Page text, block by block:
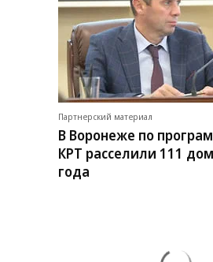
Партнерский материал
В Воронеже по
КРТ расселили 111
года